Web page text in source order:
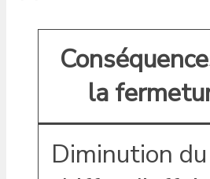
la
Diminution du